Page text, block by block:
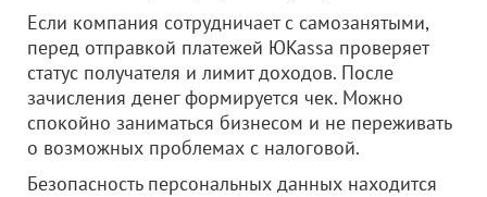
Если компания сотрудничает с самозанятыми,
перед отправкой платежей ЮKassa проверяет
статус получателя и лимит доходов. После
зачисления денег формируется чек. Можно
спокойно заниматься бизнесом и не переживать
о возможных проблемах с налоговой.
Безопасность персональных данных находится